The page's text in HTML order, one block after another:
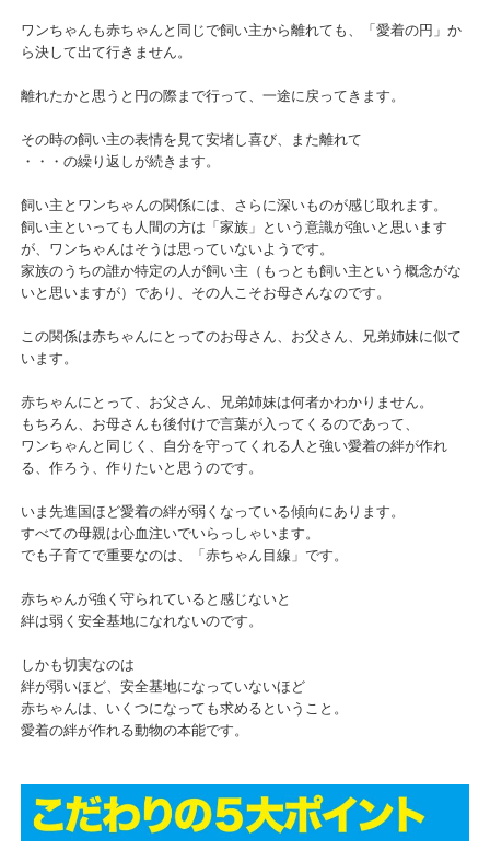
ワンちゃんも赤ちゃんと同じで飼い主から離れても、「愛着の円」か
ら決して出て行きません。
離れたかと思うと円の際まで行って、一途に戻ってきます。
その時の飼い主の表情を見て安堵し喜び、また離れて
・・・の繰り返しが続きます。
飼い主とワンちゃんの関係には、さらに深いものが感じ取れます。
飼い主といっても人間の方は「家族」という意識が強いと思います
が、ワンちゃんはそうは思っていないようです。
家族のうちの誰か特定の人が飼い主（もっとも飼い主という概念がな
いと思いますが）であり、その人こそお母さんなのです。
この関係は赤ちゃんにとってのお母さん、お父さん、兄弟姉妹に似て
います。
赤ちゃんにとって、お父さん、兄弟姉妹は何者かわかりません。
もちろん、お母さんも後付けで言葉が入ってくるのであって、
ワンちゃんと同じく、自分を守ってくれる人と強い愛着の絆が作れ
る、作ろう、作りたいと思うのです。
いま先進国ほど愛着の絆が弱くなっている傾向にあります。
すべての母親は心血注いでいらっしゃいます。
でも子育てで重要なのは、「赤ちゃん目線」です。
赤ちゃんが強く守られていると感じないと
絆は弱く安全基地になれないのです。
しかも切実なのは
絆が弱いほど、安全基地になっていないほど
赤ちゃんは、いくつになっても求めるということ。
愛着の絆が作れる動物の本能です。